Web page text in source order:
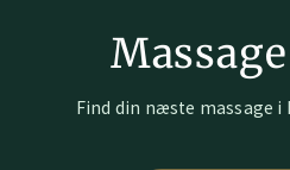
Find din næste massage i